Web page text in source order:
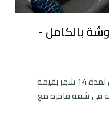
بالكامل -
استأجر شقة مفروشة ومجهزة بالكامل لمدة 14 شهر بقيمة
في شقة فاخرة مع